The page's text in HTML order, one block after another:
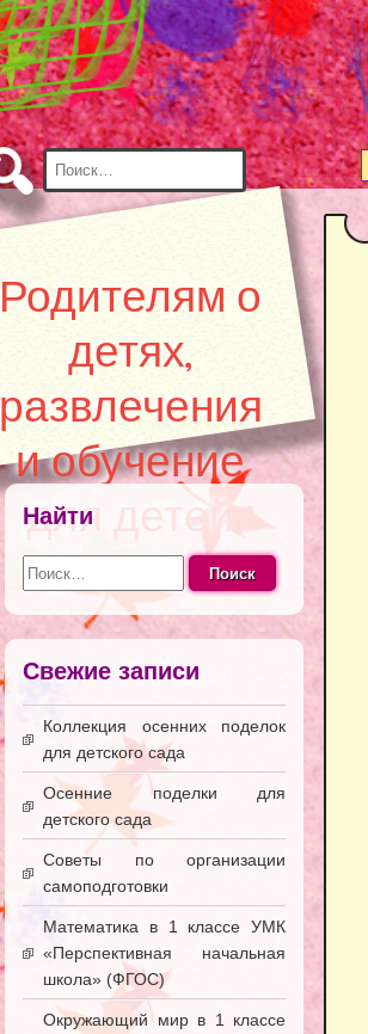
Найти:
Родителям о
детях,
развлечения
и обучение
для детей
Найти
Найти:
Свежие записи
Коллекция осенних поделок
для детского сада
Осенние поделки для
детского сада
Советы по организации
самоподготовки
Математика в 1 классе УМК
«Перспективная начальная
школа» (ФГОС)
Окружающий мир в 1 классе